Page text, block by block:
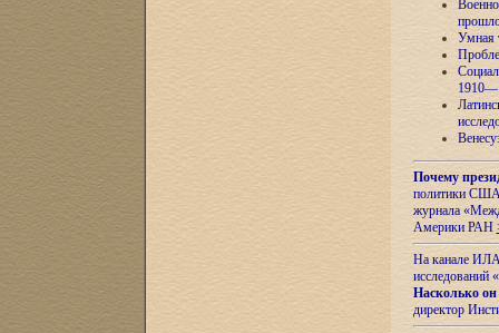
Умная
Почему
политики США
журнала
Америки РАН
На канале ИЛА
исследований «
Насколько он
директор